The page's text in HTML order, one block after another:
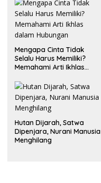
Mengapa Cinta Tidak
Selalu Harus Memiliki?
Memahami Arti Ikhlas
Hutan Dijarah, Satwa
Dipenjara, Nurani Manusia
Menghilang